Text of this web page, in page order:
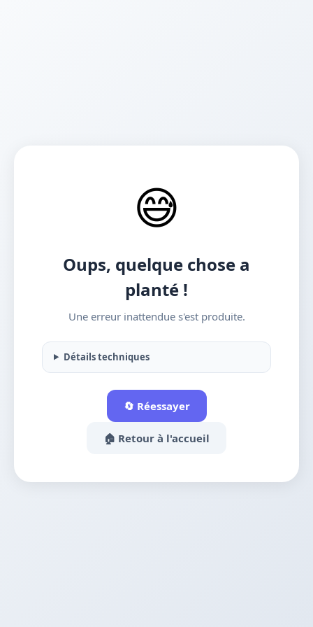
😅
Oups, quelque chose a
planté !
Une erreur inattendue s'est produite.
Détails techniques
🔄 Réessayer
🏠 Retour à l'accueil